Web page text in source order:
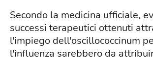
Secondo la medicina ufficiale,
successi terapeutici ottenuti
l'impiego dell'oscillococcinum
l'influenza sarebbero da